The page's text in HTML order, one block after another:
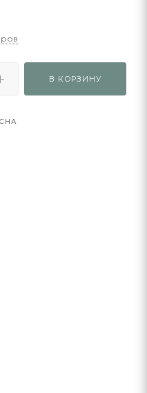
В КОРЗИНУ